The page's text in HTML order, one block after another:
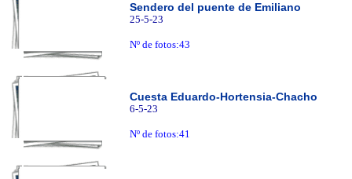
Sendero del puente de Emiliano
25-5-23
Nº de fotos:43
Cuesta Eduardo-Hortensia-Chacho
6-5-23
Nº de fotos:41